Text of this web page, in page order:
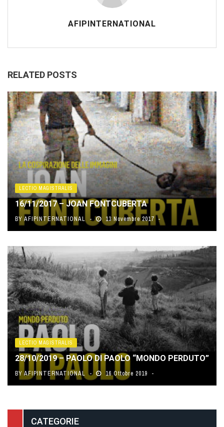
AFIPINTERNATIONAL
RELATED POSTS
LECTIO MAGISTRALIS
16/11/2017 – JOAN FONTCUBERTA
BY AFIPINTERNATIONAL 13 Novembre 2017
LECTIO MAGISTRALIS
28/10/2019 – PAOLO DI PAOLO “MONDO PERDUTO”
BY AFIPINTERNATIONAL 16 Ottobre 2019
CATEGORIE